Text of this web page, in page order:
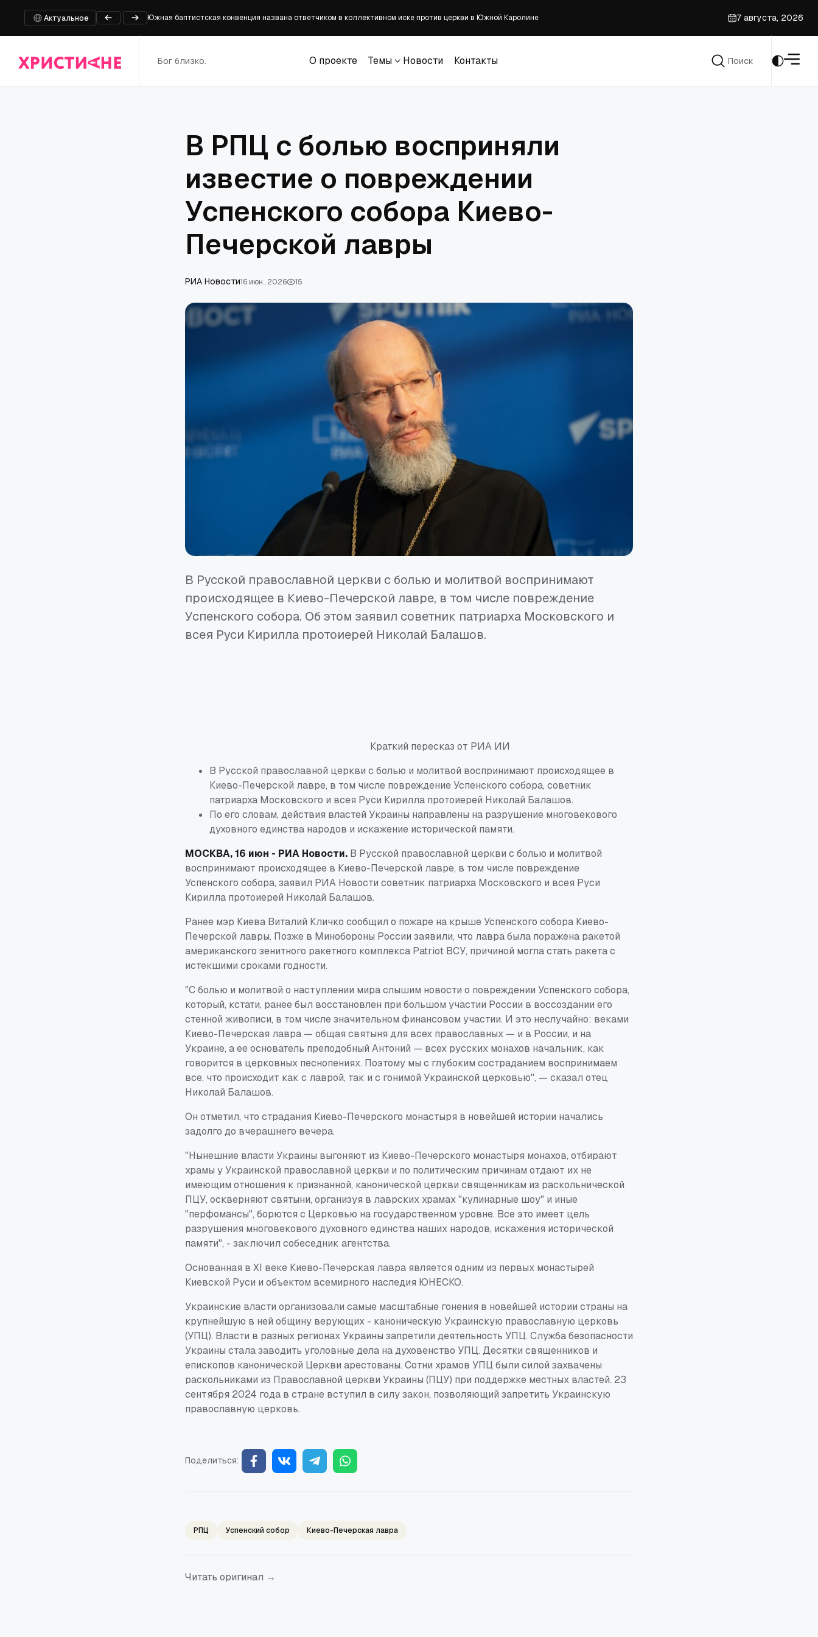
Актуальное Южная баптистская конвенция названа ответчиком в коллективном иске против церкви в Южной Каролине
Стали известны новые детали визита представителя Ватикана в Москву
7 августа, 2026
Бог близко.
О проекте
Темы
Новости
Контакты
Поиск
В РПЦ с болью восприняли
известие о повреждении
Успенского собора Киево-
Печерской лавры
РИА Новости16 июн., 2026 15
В Русской православной церкви с болью и молитвой воспринимают
происходящее в Киево-Печерской лавре, в том числе повреждение
Успенского собора. Об этом заявил советник патриарха Московского и
всея Руси Кирилла протоиерей Николай Балашов.
Краткий пересказ от РИА ИИ
В Русской православной церкви с болью и молитвой воспринимают происходящее в
Киево-Печерской лавре, в том числе повреждение Успенского собора, советник
патриарха Московского и всея Руси Кирилла протоиерей Николай Балашов.
По его словам, действия властей Украины направлены на разрушение многовекового
духовного единства народов и искажение исторической памяти.
МОСКВА, 16 июн - РИА Новости. В Русской православной церкви с болью и молитвой
воспринимают происходящее в Киево-Печерской лавре, в том числе повреждение
Успенского собора, заявил РИА Новости советник патриарха Московского и всея Руси
Кирилла протоиерей Николай Балашов.
Ранее мэр Киева Виталий Кличко сообщил о пожаре на крыше Успенского собора Киево-
Печерской лавры. Позже в Минобороны России заявили, что лавра была поражена ракетой
американского зенитного ракетного комплекса Patriot ВСУ, причиной могла стать ракета с
истекшими сроками годности.
"С болью и молитвой о наступлении мира слышим новости о повреждении Успенского собора,
который, кстати, ранее был восстановлен при большом участии России в воссоздании его
стенной живописи, в том числе значительном финансовом участии. И это неслучайно: веками
Киево-Печерская лавра — общая святыня для всех православных — и в России, и на
Украине, а ее основатель преподобный Антоний — всех русских монахов начальник, как
говорится в церковных песнопениях. Поэтому мы с глубоким состраданием воспринимаем
все, что происходит как с лаврой, так и с гонимой Украинской церковью", — сказал отец
Николай Балашов.
Он отметил, что страдания Киево-Печерского монастыря в новейшей истории начались
задолго до вчерашнего вечера.
"Нынешние власти Украины выгоняют из Киево-Печерского монастыря монахов, отбирают
храмы у Украинской православной церкви и по политическим причинам отдают их не
имеющим отношения к признанной, канонической церкви священникам из раскольнической
ПЦУ, оскверняют святыни, организуя в лаврских храмах "кулинарные шоу" и иные
"перфомансы", борются с Церковью на государственном уровне. Все это имеет цель
разрушения многовекового духовного единства наших народов, искажения исторической
памяти", - заключил собеседник агентства.
Основанная в XI веке Киево-Печерская лавра является одним из первых монастырей
Киевской Руси и объектом всемирного наследия ЮНЕСКО.
Украинские власти организовали самые масштабные гонения в новейшей истории страны на
крупнейшую в ней общину верующих - каноническую Украинскую православную церковь
(УПЦ). Власти в разных регионах Украины запретили деятельность УПЦ. Служба безопасности
Украины стала заводить уголовные дела на духовенство УПЦ. Десятки священников и
епископов канонической Церкви арестованы. Сотни храмов УПЦ были силой захвачены
раскольниками из Православной церкви Украины (ПЦУ) при поддержке местных властей. 23
сентября 2024 года в стране вступил в силу закон, позволяющий запретить Украинскую
православную церковь.
Поделиться:
РПЦ Успенский собор Киево-Печерская лавра
Читать оригинал →